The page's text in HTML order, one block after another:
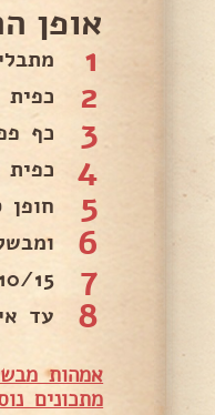
אופן
1
2
3 כף
4
5 חופן
6
7 10/15 דקות .
8 עד
אמהות
מתכונים